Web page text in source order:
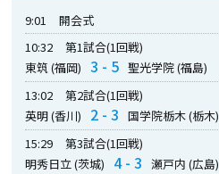
9:01
開会式
10:32
第1試合(1回戦)
東筑 (福岡)
3 - 5 聖光学院 (福島)
13:02
第2試合(1回戦)
英明 (香川)
2 - 3
国学院栃木 (栃木)
15:29
第3試合(1回戦)
明秀日立 (茨城)
4 - 3 瀬戸内 (広島)